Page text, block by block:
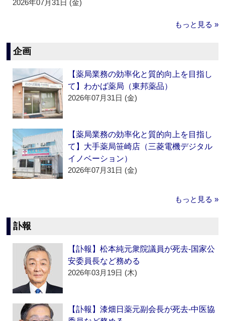
2026年07月31日 (金)
もっと見る »
企画
【薬局業務の効率化と質的向上を目指し
て】わかば薬局（東邦薬品）
2026年07月31日 (金)
【薬局業務の効率化と質的向上を目指し
て】大手薬局笹崎店（三菱電機デジタル
イノベーション）
2026年07月31日 (金)
もっと見る »
訃報
【訃報】松本純元衆院議員が死去‐国家公
安委員長など務める
2026年03月19日 (木)
【訃報】漆畑日薬元副会長が死去‐中医協